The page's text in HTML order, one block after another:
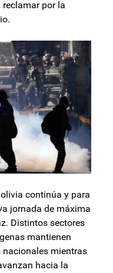
reclamar por la
continúa y para
jornada de máxima
Distintos sectores
mantienen
nacionales mientras
hacia la